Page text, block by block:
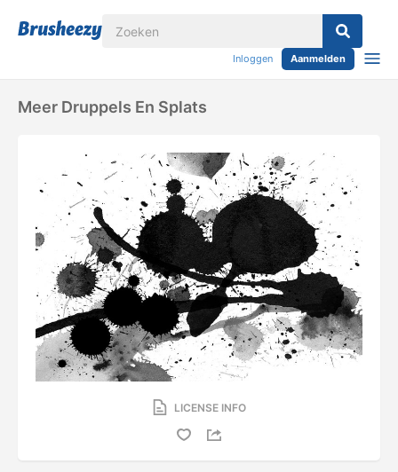
Inloggen Aanmelden
Meer Druppels En Splats
LICENSE INFO